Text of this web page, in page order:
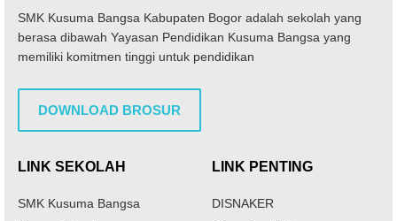
SMK Kusuma Bangsa Kabupaten Bogor adalah sekolah yang
berasa dibawah Yayasan Pendidikan Kusuma Bangsa yang
memiliki komitmen tinggi untuk pendidikan
DOWNLOAD BROSUR
LINK SEKOLAH
SMK Kusuma Bangsa
LINK PENTING
DISNAKER